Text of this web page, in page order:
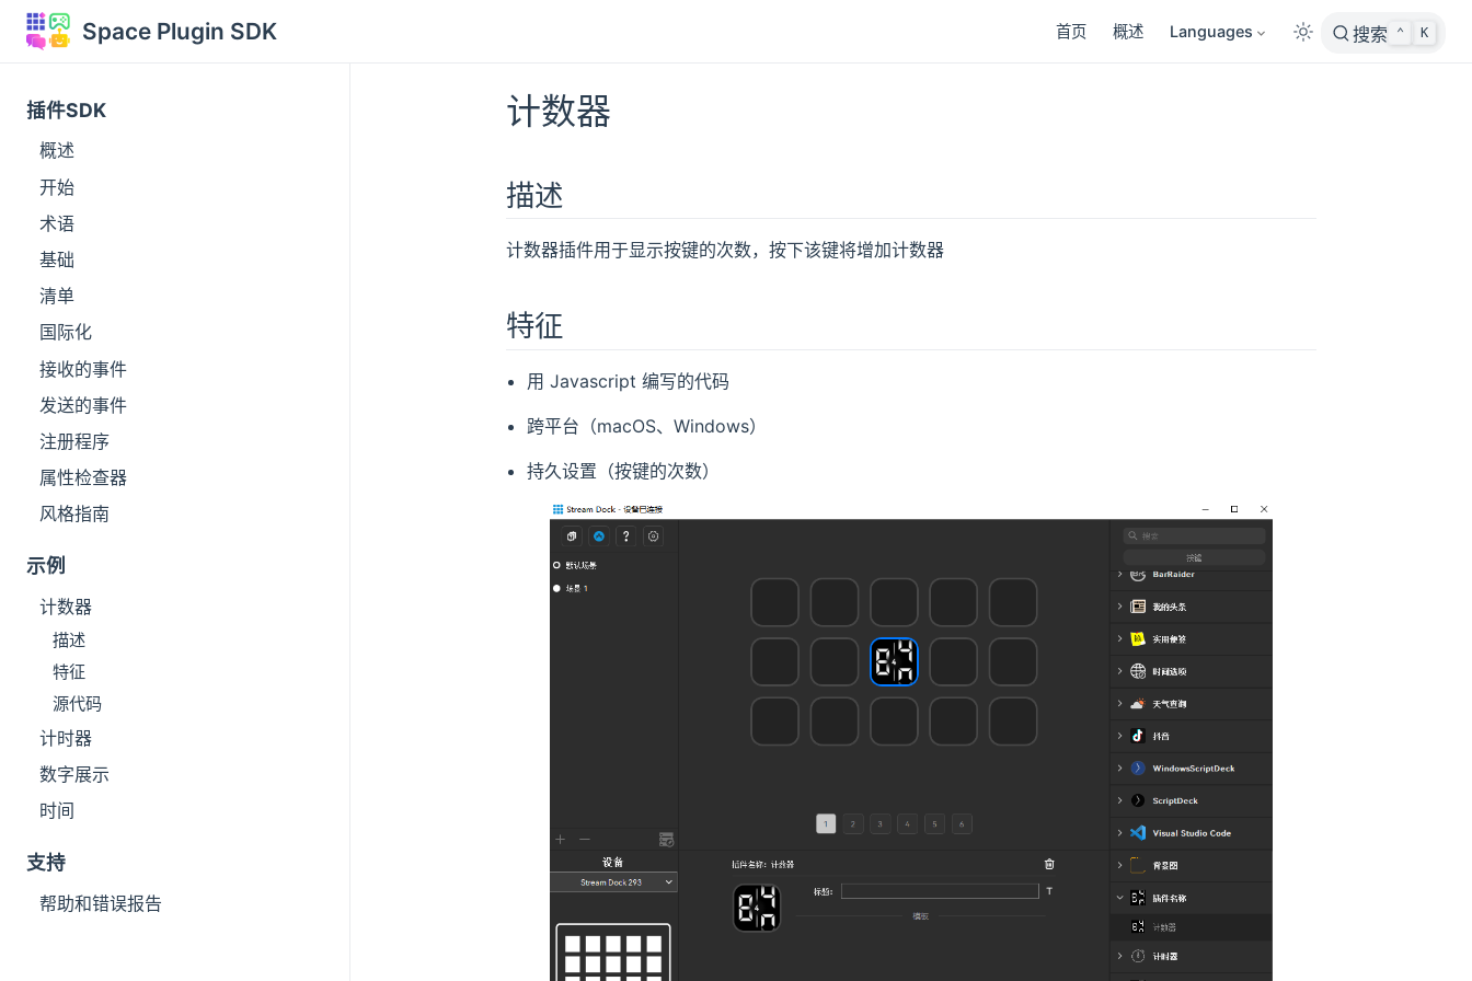
Space Plugin SDK 首页 概述 Languages 搜索 ⌃ K
插件SDK
概述
开始
术语
基础
清单
国际化
接收的事件
发送的事件
注册程序
属性检查器
风格指南
示例
计数器
描述
特征
源代码
计时器
数字展示
时间
支持
帮助和错误报告
计数器
描述
计数器插件用于显示按键的次数，按下该键将增加计数器
特征
用 Javascript 编写的代码
跨平台（macOS、Windows）
持久设置（按键的次数）